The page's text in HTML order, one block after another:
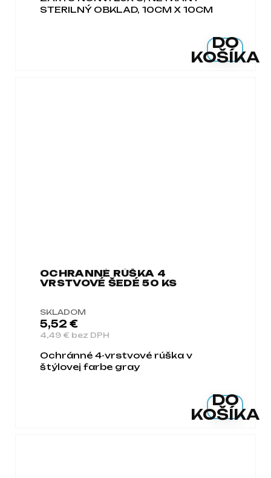
DO
KOŠÍKA
STERILNÝ OBKLAD, 10CM X 10CM
OCHRANNÉ RÚŠKA 4
VRSTVOVÉ ŠEDÉ 50 KS
SKLADOM
4,49 € bez DPH
5,52 €
DO
KOŠÍKA
Ochránné 4-vrstvové rúška v
štýlovej farbe gray